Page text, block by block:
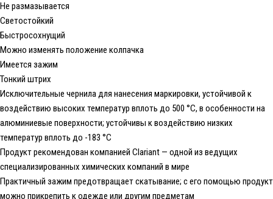
Не размазывается
Светостойкий
Быстросохнущий
Можно изменять положение колпачка
Имеется зажим
Тонкий штрих
Исключительные чернила для нанесения маркировки, устойчивой к
воздействию высоких температур вплоть до 500 °C, в особенности на
алюминиевые поверхности; устойчивы к воздействию низких
температур вплоть до -183 °C
Продукт рекомендован компанией Clariant — одной из ведущих
специализированных химических компаний в мире
Практичный зажим предотвращает скатывание; с его помощью продукт
можно прикрепить к одежде или другим предметам